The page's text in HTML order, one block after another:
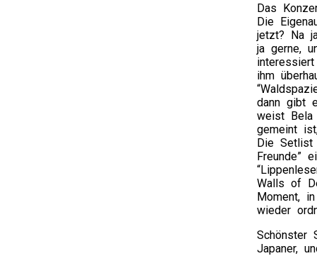
Das
Die
jetzt? Na
ja gerne,
ihm
dann gibt
weist Bela
gemeint
Die Setlist
Freunde”
Walls of
Moment,
wieder
Schönster
Japaner,